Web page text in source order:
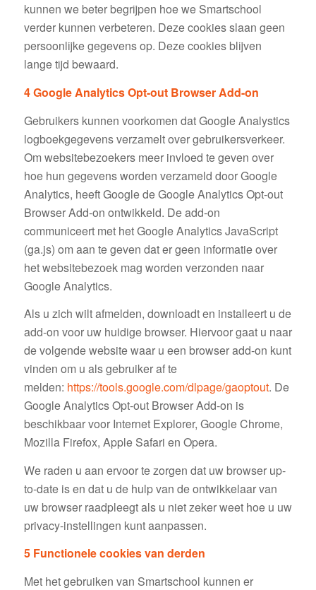
kunnen we beter begrijpen hoe we Smartschool
verder kunnen verbeteren. Deze cookies slaan geen
persoonlijke gegevens op. Deze cookies blijven
lange tijd bewaard.
4Google Analytics Opt-out Browser Add-on
Gebruikers kunnen voorkomen dat Google Analystics
logboekgegevens verzamelt over gebruikersverkeer.
Om websitebezoekers meer invloed te geven over
hoe hun gegevens worden verzameld door Google
Analytics, heeft Google de Google Analytics Opt-out
Browser Add-on ontwikkeld. De add-on
communiceert met het Google Analytics JavaScript
(ga.js) om aan te geven dat er geen informatie over
het websitebezoek mag worden verzonden naar
Google Analytics.
Als u zich wilt afmelden, downloadt en installeert u de
add-on voor uw huidige browser. Hiervoor gaat u naar
de volgende website waar u een browser add-on kunt
vinden om u als gebruiker af te
melden: https://tools.google.com/dlpage/gaoptout. De
Google Analytics Opt-out Browser Add-on is
beschikbaar voor Internet Explorer, Google Chrome,
Mozilla Firefox, Apple Safari en Opera.
We raden u aan ervoor te zorgen dat uw browser up-
to-date is en dat u de hulp van de ontwikkelaar van
uw browser raadpleegt als u niet zeker weet hoe u uw
privacy-instellingen kunt aanpassen.
5 Functionele cookies van derden
Met het gebruiken van Smartschool kunnen er